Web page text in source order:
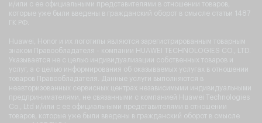
и/или с ее официальными представителями в отношении товаров,
которые уже были введены в гражданский оборот в смысле статьи 1487
ГК РФ.
Huawei, Honor и их логотипы являются зарегистрированным товарным
знаком Правообладателя - компании HUAWEI TECHNOLOGIES CO., LTD.
Указывается не с целью индивидуализации собственных товаров и
услуг, а с целью информирования об оказываемых услугах в отношении
товаров Правообладателя. Данные услуги выполняются в
неавторизованных сервисных центрах независимыми индивидуальными
предпринимателями, не связанными с компанией Huawei Technologies
Co., Ltd и/или с ее официальными представителями в отношении
товаров, которые уже были введены в гражданский оборот в смысле